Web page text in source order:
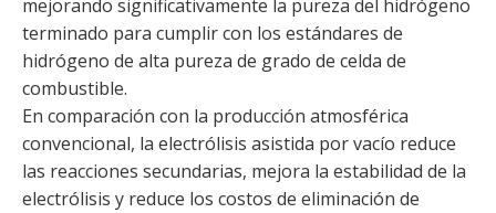
mejorando significativamente la pureza del hidrógeno
terminado para cumplir con los estándares de
hidrógeno de alta pureza de grado de celda de
combustible.
En comparación con la producción atmosférica
convencional, la electrólisis asistida por vacío reduce
las reacciones secundarias, mejora la estabilidad de la
electrólisis y reduce los costos de eliminación de